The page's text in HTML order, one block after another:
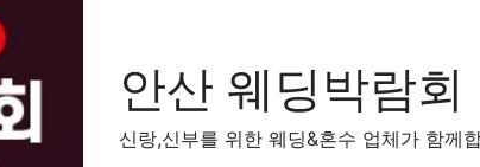
안산 웨딩박람회
신랑,신부를 위한 웨딩&혼수 업체가 함께